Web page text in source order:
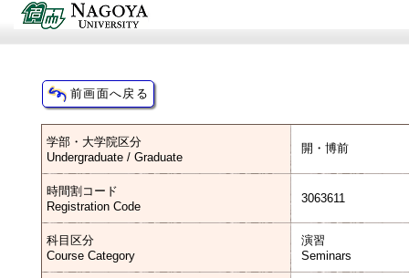
学部・大学院区分
Undergraduate / Graduate
開・博前
時間割コード
Registration Code
3063611
科目区分
Course Category
演習
Seminars